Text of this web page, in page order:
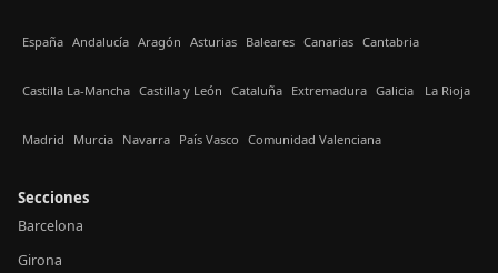
España Andalucía Aragón Asturias Baleares Canarias Cantabria
Castilla La-Mancha Castilla y León Cataluña Extremadura Galicia La Rioja
Madrid Murcia Navarra País Vasco Comunidad Valenciana
Secciones
Barcelona
Girona